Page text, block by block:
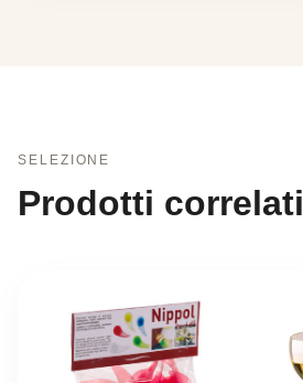
SELEZIONE
Prodotti correlati